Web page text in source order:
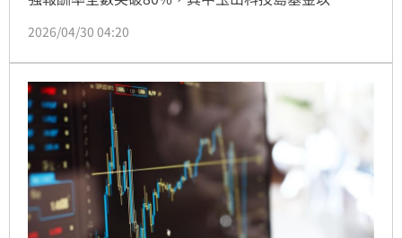
半導體大廠加速擴產，台股長線看好。專家建議投資人
面臨四萬點關卡震盪及外資期貨空單壓力，但在強勁內
資支撐下，建議採分批布局策略，掌握科技股成長紅利
與超額報酬。
2026/04/30 04:20